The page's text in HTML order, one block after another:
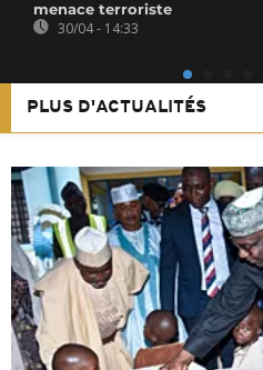
menace terroriste
30/04 - 14:33
PLUS D'ACTUALITÉS